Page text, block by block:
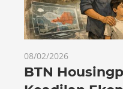
08/02/2026
BTN